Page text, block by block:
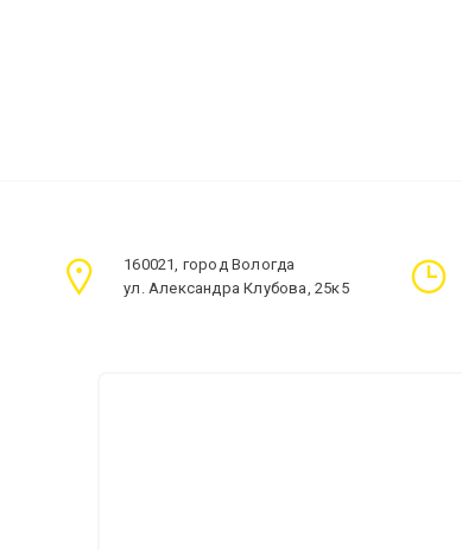
160021, город Вологда
ул. Александра Клубова, 25к5